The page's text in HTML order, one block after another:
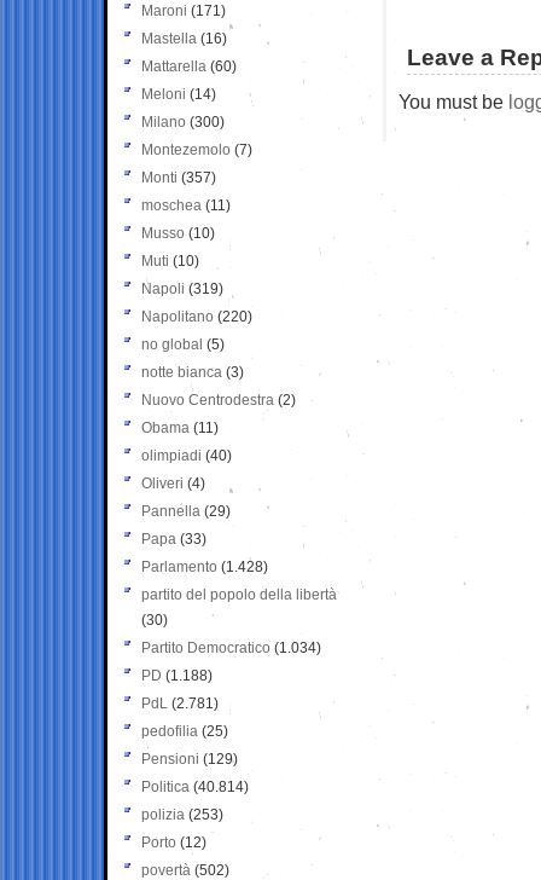
Leave a
You must be
Maroni (171)
Mastella (16)
Mattarella (60)
Meloni (14)
Milano (300)
Montezemolo (7)
Monti (357)
moschea (11)
Musso (10)
Muti (10)
Napoli (319)
Napolitano (220)
no global (5)
notte bianca (3)
Nuovo Centrodestra (2)
Obama (11)
olimpiadi (40)
Oliveri (4)
Pannella (29)
Papa (33)
Parlamento (1.428)
partito del popolo della libertà
(30)
Partito Democratico (1.034)
PD (1.188)
PdL (2.781)
pedofilia (25)
Pensioni (129)
Politica (40.814)
polizia (253)
Porto (12)
povertà (502)